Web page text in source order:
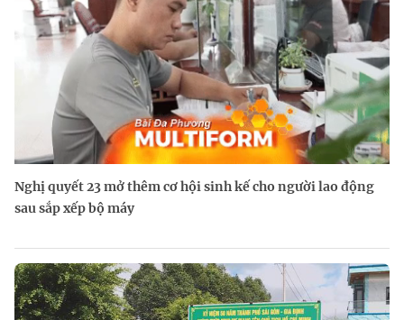
Nghị quyết 23 mở thêm cơ hội sinh kế cho người lao động
sau sắp xếp bộ máy